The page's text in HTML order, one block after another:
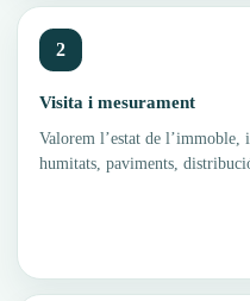
2
Visita i mesurament
Valorem l’estat de l’immoble,
humitats, paviments,